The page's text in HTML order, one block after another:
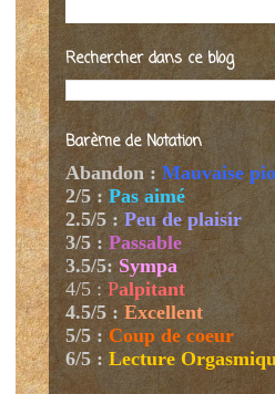
Rechercher dans ce blog
Barème de Notation
Abandon : Mauvaise
2/5 : Pas aimé
2.5/5 : Peu de plaisir
3/5 : Passable
3.5/5: Sympa
4/5 : Palpitant
4.5/5 : Excellent
5/5 : Coup de coeur
6/5: Lecture